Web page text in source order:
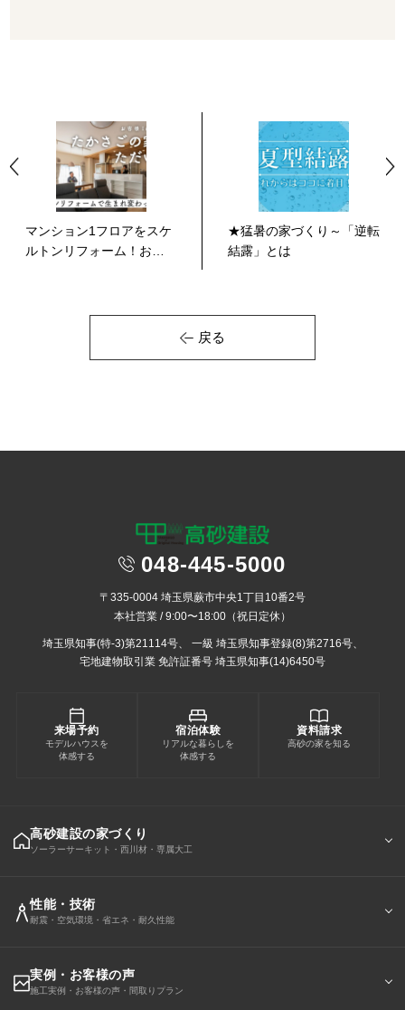
マンション1フロアをスケ
ルトンリフォーム！お客
★猛暑の家づくり～「逆転
結露」とは
戻る
048-445-5000
〒335-0004 埼玉県蕨市中央1丁目10番2号
本社営業 / 9:00〜18:00（祝日定休）
埼玉県知事(特-3)第21114号、
一級 埼玉県知事登録(8)第2716号、
宅地建物取引業 免許証番号 埼玉県知事(14)6450号
来場予約
モデルハウスを
体感する
宿泊体験
リアルな暮らしを
体感する
資料請求
高砂の家を知る
高砂建設の家づくり
ソーラーサーキット・西川材・専属大工
性能・技術
耐震・空気環境・省エネ・耐久性能
実例・お客様の声
施工実例・お客様の声・間取りプラン